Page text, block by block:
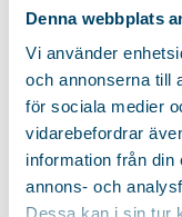
Denna webbplats
Vi använder
och annonserna till
för sociala medier
vidarebefordrar
information från din
annons- och
Dessa kan i sin tur